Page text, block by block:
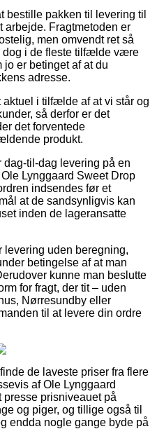
bestille pakken til levering til
Fragtmetoden er
men omvendt ret så
dog i de fleste tilfælde være
jo er betinget af at du
adresse.
i tilfælde af at vi står og
så derfor er det
det forventede
produkt.
dag-til-dag levering på en
Lynggaard Sweet Drop
indsendes før et
at de sandsynligvis kan
inden de lageransatte
uden beregning,
betingelse af at man
kunne man beslutte
for fragt, der tit – uden
Nørresundby eller
til at levere din ordre
de laveste priser fra flere
af Ole Lynggaard
prisniveauet på
og piger, og tillige også til
endda nogle gange byde på